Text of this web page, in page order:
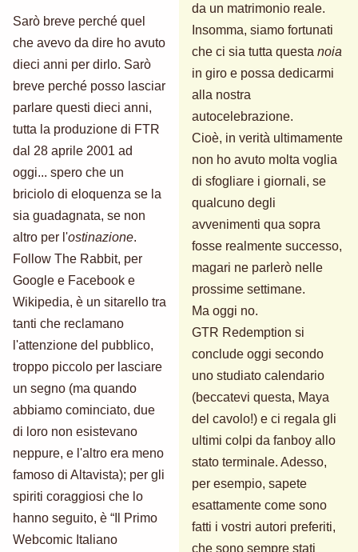
Sarò breve perché quel
che avevo da dire ho avuto
dieci anni per dirlo. Sarò
breve perché posso lasciar
parlare questi dieci anni,
tutta la produzione di FTR
dal 28 aprile 2001 ad
oggi... spero che un
briciolo di eloquenza se la
sia guadagnata, se non
altro per l'ostinazione.
Follow The Rabbit, per
Google e Facebook e
Wikipedia, è un sitarello tra
tanti che reclamano
l'attenzione del pubblico,
troppo piccolo per lasciare
un segno (ma quando
abbiamo cominciato, due
di loro non esistevano
neppure, e l'altro era meno
famoso di Altavista); per gli
spiriti coraggiosi che lo
hanno seguito, è “Il Primo
Webcomic Italiano
da un matrimonio reale.
Insomma, siamo fortunati
che ci sia tutta questa noia
in giro e possa dedicarmi
alla nostra
autocelebrazione.
Cioè, in verità ultimamente
non ho avuto molta voglia
di sfogliare i giornali, se
qualcuno degli
avvenimenti qua sopra
fosse realmente successo,
magari ne parlerò nelle
prossime settimane.
Ma oggi no.
GTR Redemption si
conclude oggi secondo
uno studiato calendario
(beccatevi questa, Maya
del cavolo!) e ci regala gli
ultimi colpi da fanboy allo
stato terminale. Adesso,
per esempio, sapete
esattamente come sono
fatti i vostri autori preferiti,
che sono sempre stati